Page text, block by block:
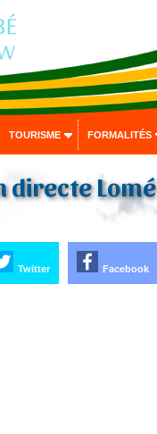
TOURISME FORMALITÉS
directe Lomé
Facebook
Twitter